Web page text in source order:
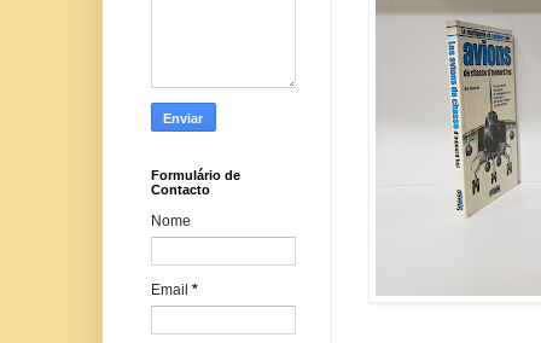
Formulário de
Contacto
Nome
Email *